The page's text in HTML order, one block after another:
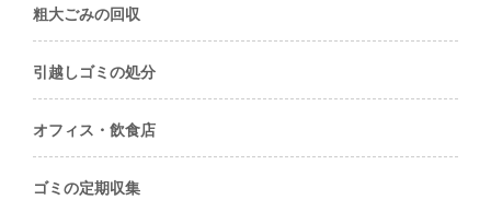
粗大ごみの回収
引越しゴミの処分
オフィス・飲食店
ゴミの定期収集